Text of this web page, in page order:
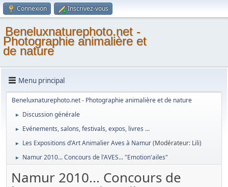
Connexion Inscrivez-vous
Beneluxnaturephoto.net -
Photographie animalière et
de nature
Menu principal
Beneluxnaturephoto.net - Photographie animalière et de nature
► Discussion générale
► Evénements, salons, festivals, expos, livres ...
► Les Expositions d'Art Animalier Aves à Namur(Modérateur: Lili)
► Namur 2010... Concours de l'AVES... "Emotion'ailes"
Namur 2010... Concours de